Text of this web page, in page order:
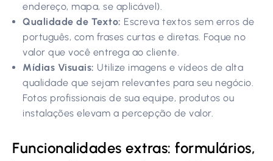
endereço, mapa, se aplicável).
Qualidade de Texto: Escreva textos sem erros de
português, com frases curtas e diretas. Foque no
valor que você entrega ao cliente.
Mídias Visuais: Utilize imagens e vídeos de alta
qualidade que sejam relevantes para seu negócio.
Fotos profissionais de sua equipe, produtos ou
instalações elevam a percepção de valor.
Funcionalidades extras: formulários,